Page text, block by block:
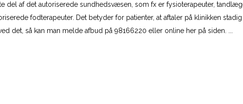
del af det autoriserede sundhedsvæsen, som fx er fysioterapeuter,
fodterapeuter. Det betyder for patienter, at aftaler på klinikken
det, så kan man melde afbud på 98166220 eller online her på siden. ...